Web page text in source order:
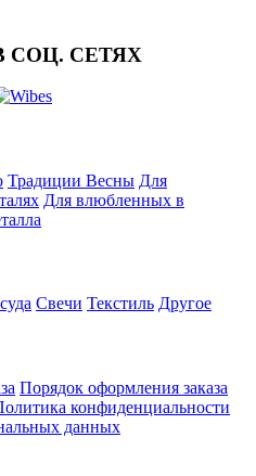
СОЦ. СЕТЯХ
Традиции Весны Для
Для влюбленных в
Свечи Текстиль Другое
Порядок оформления заказа
конфиденциальности
данных